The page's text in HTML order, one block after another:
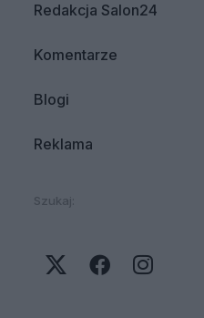
Redakcja Salon24
Komentarze
Blogi
Reklama
Szukaj: